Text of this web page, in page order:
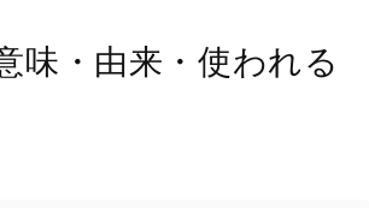
味・由来・使われる